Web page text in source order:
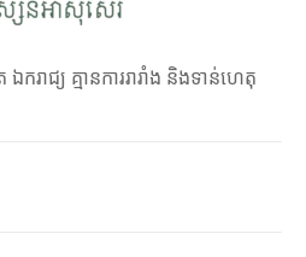
រាជ្យ គ្មានការរារាំង និងទាន់ហេតុ